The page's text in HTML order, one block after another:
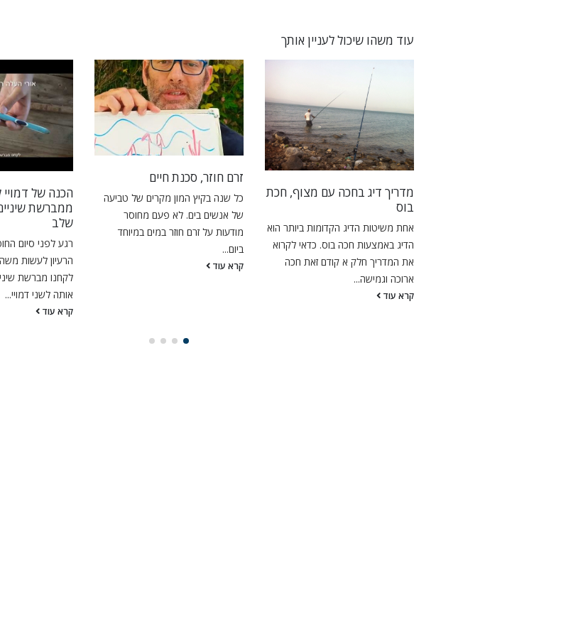
עוד משהו שיכול לעניין אותך
מדריך דיג בחכה עם מצוף, חכת
בוס
אחת משיטות הדיג הקדומות ביותר הוא
הדיג באמצעות חכה בוס. כדאי לקרוא
את המדריך חלק א קודם זאת חכה
ארוכה וגמישה...
קרא עוד
זרם חוזר, סכנת חיים
כל שנה בקיץ המון מקרים של טביעה
של אנשים בים. לא פעם מחוסר
מודעות על זרם חוזר במים במיוחד
ביום...
קרא עוד
הכנה של דמויי
ממברשת
שלב
רגע לפני סיום
הרעיון לעשות
לקחנו מברשת
אותה לשני דמויי...
קרא עוד